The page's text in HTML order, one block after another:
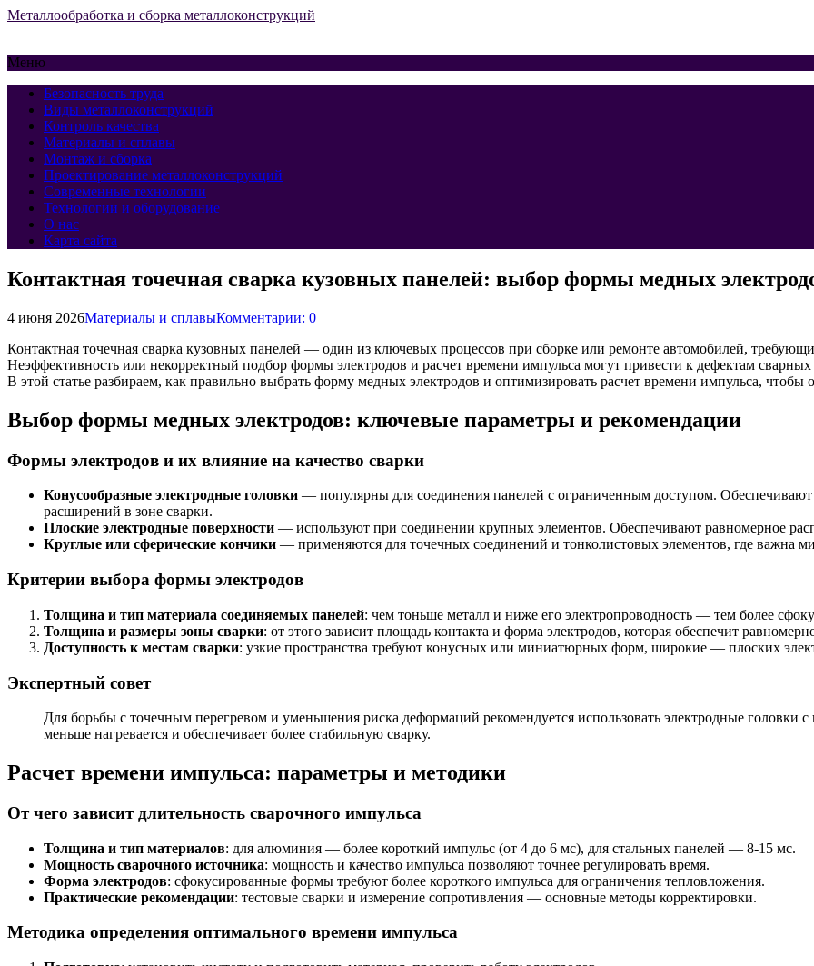
Металлообработка и сборка металлоконструкций
Меню
Безопасность труда
Виды металлоконструкций
Контроль качества
Материалы и сплавы
Монтаж и сборка
Проектирование металлоконструкций
Современные технологии
Технологии и оборудование
О нас
Карта сайта
Контактная точечная сварка кузовных панелей: выбор формы медных
4 июня 2026Материалы и сплавыКомментарии: 0
Контактная точечная сварка кузовных панелей — один из ключевых процессов при сборке или ремонте автомобилей,
Неэффективность или некорректный подбор формы электродов и расчет времени импульса могут привести к дефектам
В этой статье разбираем, как правильно выбрать форму медных электродов и оптимизировать расчет времени импульса, чтобы
Выбор формы медных электродов: ключевые параметры и рекомендации
Формы электродов и их влияние на качество сварки
Конусообразные электродные головки — популярны для соединения панелей с ограниченным доступом.
расширений в зоне сварки.
Плоские электродные поверхности — используют при соединении крупных элементов. Обеспечивают равномерное
Круглые или сферические кончики — применяются для точечных соединений и тонколистовых элементов, где важна
Критерии выбора формы электродов
Толщина и тип материала соединяемых панелей: чем тоньше металл и ниже его электропроводность — тем более
Толщина и размеры зоны сварки: от этого зависит площадь контакта и форма электродов, которая обеспечит
Доступность к местам сварки: узкие пространства требуют конусных или миниатюрных форм, широкие — плоских
Экспертный совет
Для борьбы с точечным перегревом и уменьшения риска деформаций рекомендуется использовать электродные головки
меньше нагревается и обеспечивает более стабильную сварку.
Расчет времени импульса: параметры и методики
От чего зависит длительность сварочного импульса
Толщина и тип материалов: для алюминия — более короткий импульс (от 4 до 6 мс), для стальных панелей — 8-15 мс.
Мощность сварочного источника: мощность и качество импульса позволяют точнее регулировать время.
Форма электродов: сфокусированные формы требуют более короткого импульса для ограничения тепловложения.
Практические рекомендации: тестовые сварки и измерение сопротивления — основные методы корректировки.
Методика определения оптимального времени импульса